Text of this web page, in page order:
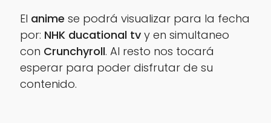
El anime se podrá visualizar para la fecha
por: NHK ducational tvy en simultaneo
con Crunchyroll. Al resto nos tocará
esperar para poder disfrutar de su
contenido.